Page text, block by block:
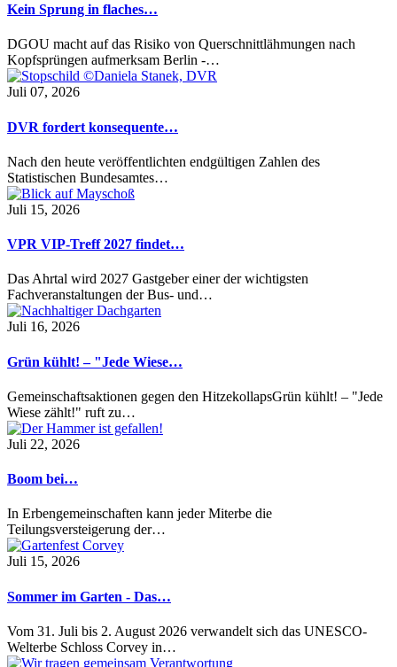
Kein Sprung in flaches…
DGOU macht auf das Risiko von Querschnittlähmungen nach
Kopfsprüngen aufmerksam Berlin -…
Juli 07, 2026
DVR fordert konsequente…
Nach den heute veröffentlichten endgültigen Zahlen des
Statistischen Bundesamtes…
Juli 15, 2026
VPR VIP-Treff 2027 findet…
Das Ahrtal wird 2027 Gastgeber einer der wichtigsten
Fachveranstaltungen der Bus- und…
Juli 16, 2026
Grün kühlt! – "Jede Wiese…
Gemeinschaftsaktionen gegen den HitzekollapsGrün kühlt! – "Jede
Wiese zählt!" ruft zu…
Juli 22, 2026
Boom bei…
In Erbengemeinschaften kann jeder Miterbe die
Teilungsversteigerung der…
Juli 15, 2026
Sommer im Garten - Das…
Vom 31. Juli bis 2. August 2026 verwandelt sich das UNESCO-
Welterbe Schloss Corvey in…